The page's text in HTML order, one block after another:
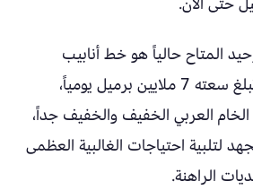
المتاح حالياً هو خط أنابيب
الشرق-الغرب الذي تبلغ سعته 7 ملايين برميل يومياً،
العربي الخفيف والخفيف جداً،
لتلبية احتياجات الغالبية العظمى
الراهنة.